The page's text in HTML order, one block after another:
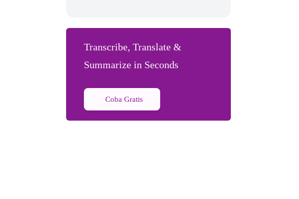
Transcribe, Translate &
Summarize in Seconds
Coba Gratis